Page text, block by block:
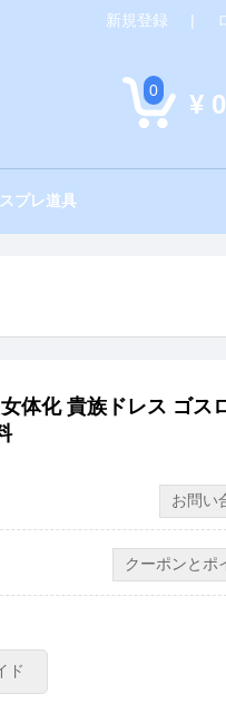
新規登録 |
0 ¥ 0
プレ道具
体化 貴族ドレス ゴス
お問い
クーポンとポ
ド